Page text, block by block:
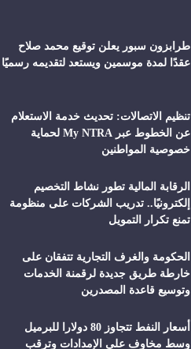
طرابزون سبور يعلن توقيع محمد صلاح
عقدًا لمدة موسمين ويستعد لتقديمه رسميًا
تنظيم الاتصالات: تحديث خدمة الاستعلام
عن الخطوط عبر My NTRA لحماية
خصوصية المواطنين
الرقابة المالية تطور نشاط التخصيم
إلكترونيًا.. تدريب الشركات على منظومة
تمنع تكرار التمويل
الحكومة والغرف التجارية تتفقان على
خارطة طريق جديدة لرقمنة الخدمات
وتوسيع قاعدة المصدرين
أسعار النفط تتجاوز 80 دولارا للبرميل
وسط مخاوف على الإمدادات وترقب